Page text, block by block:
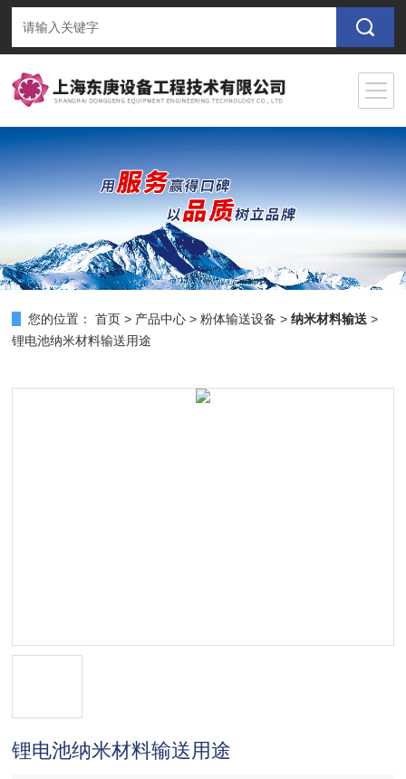
您的位置： 首页 > 产品中心 >粉体输送设备 >纳米材料输送 >
锂电池纳米材料输送用途
锂电池纳米材料输送用途